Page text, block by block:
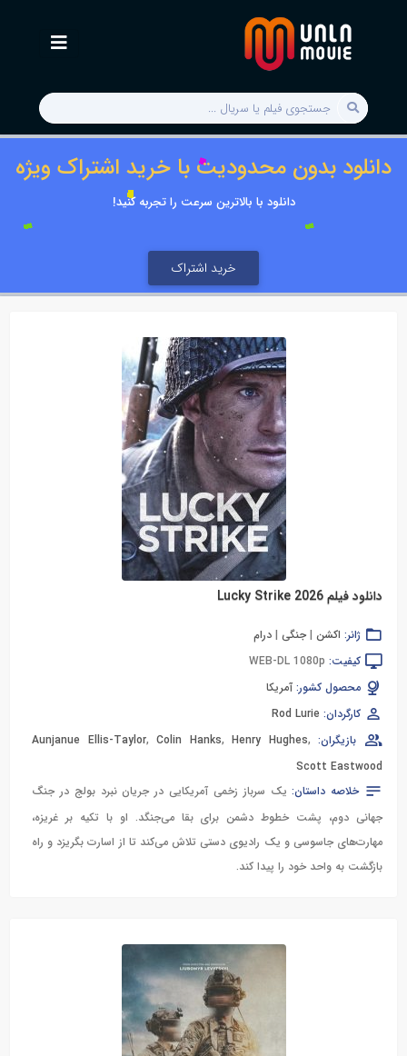
دانلود بدون محدودیت با خرید اشتراک ویژه
دانلود با بالاترین سرعت را تجربه کنید!
خرید اشتراک
دانلود فیلم Lucky Strike 2026
ژانر: اکشن | جنگی | درام
کیفیت: WEB-DL 1080p
محصول کشور: آمریکا
کارگردان: Rod Lurie
بازیگران:
Aunjanue Ellis-Taylor,Colin Hanks,Henry Hughes,
Scott Eastwood
خلاصه داستان: یک سرباز زخمی آمریکایی در جریان نبرد بولج در جنگ
جهانی دوم، پشت خطوط دشمن برای بقا می‌جنگد. او با تکیه بر غریزه،
مهارت‌های جاسوسی و یک رادیوی دستی تلاش می‌کند تا از اسارت بگریزد و راه
بازگشت به واحد خود را پیدا کند.